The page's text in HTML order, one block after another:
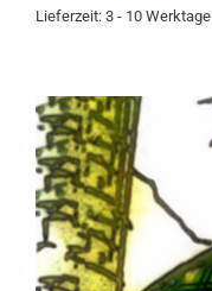
Lieferzeit: 3 - 10 Werktage